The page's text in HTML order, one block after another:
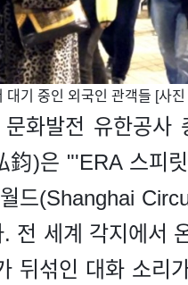
기 중인 외국인 관객들 [사
화발전 유한공사
鈞)은 "'ERA 스피
드(Shanghai
전 세계 각지에서
뒤섞인 대화 소리